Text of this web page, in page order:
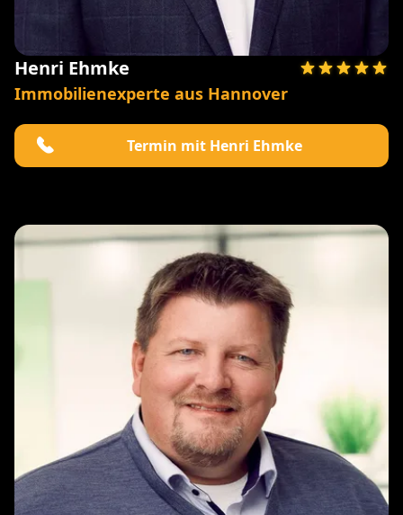
Henri Ehmke
Immobilienexperte aus Hannover
Termin mit Henri Ehmke